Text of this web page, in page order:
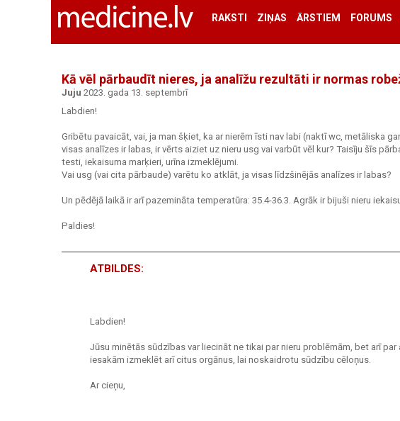
RAKSTI ZIŅAS ĀRSTIEM FORUMS
Kā vēl pārbaudīt nieres, ja analīžu rezultāti ir normas
Juju 2023. gada 13. septembrī
Labdien!
Gribētu pavaicāt, vai, ja man šķiet, ka ar nierēm īsti nav labi (naktī wc, metāliska
visas analīzes ir labas, ir vērts aiziet uz nieru usg vai varbūt vēl kur? Taisīju šīs
testi, iekaisuma marķieri, urīna izmeklējumi.
Vai usg (vai cita pārbaude) varētu ko atklāt, ja visas līdzšinējās analīzes ir labas?
Un pēdējā laikā ir arī pazemināta temperatūra: 35.4-36.3. Agrāk ir bijuši nieru
Paldies!
ATBILDES:
Labdien!
Jūsu minētās sūdzības var liecināt ne tikai par nieru problēmām, bet arī
iesakām izmeklēt arī citus orgānus, lai noskaidrotu sūdzību cēloņus.
Ar cieņu,